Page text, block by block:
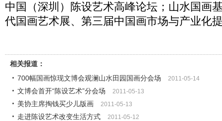
中国（深圳）陈设艺术高峰论坛；山水国画
代国画艺术展、第三届中国画市场与产业化
相关报道：
700幅国画惊现文博会观澜山水田园国画分会场
2011-05-14
文博会首开“陈设艺术”分会场 2011-05-13
美协主席掏钱买少儿版画 2011-05-13
走进陈设艺术改变生活方式 2011-05-12